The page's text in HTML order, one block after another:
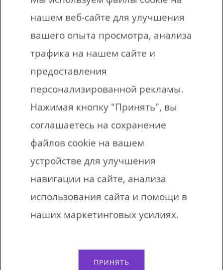
Скачать рабочие
листы
Вы робот?
Отправить на адрес электронной
нашем веб-сайте для улучшения
вашего опыта просмотра, анализа
трафика на нашем сайте и
предоставления
персонализированной рекламы.
Нажимая кнопку "Принять", вы
соглашаетесь на сохранение
файлов cookie на вашем
устройстве для улучшения
навигации на сайте, анализа
использования сайта и помощи в
наших маркетинговых усилиях.
ПРИНЯТЬ